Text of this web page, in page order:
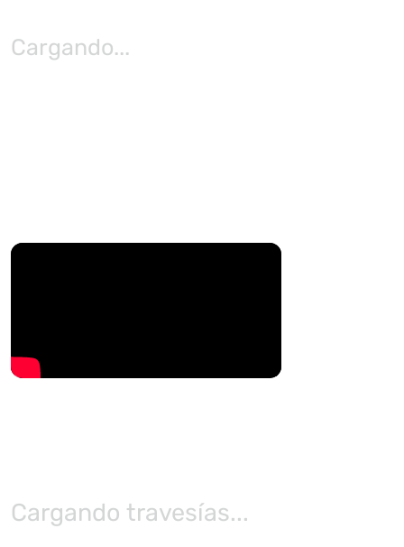
Cargando...
Cargando travesías...